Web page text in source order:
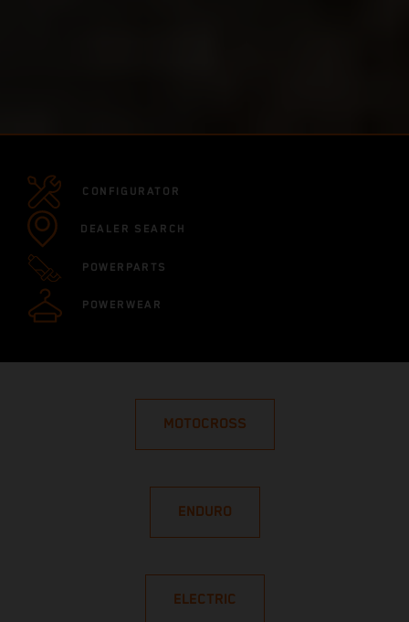
CONFIGURATOR
DEALER SEARCH
POWERPARTS
POWERWEAR
MOTOCROSS
ENDURO
ELECTRIC